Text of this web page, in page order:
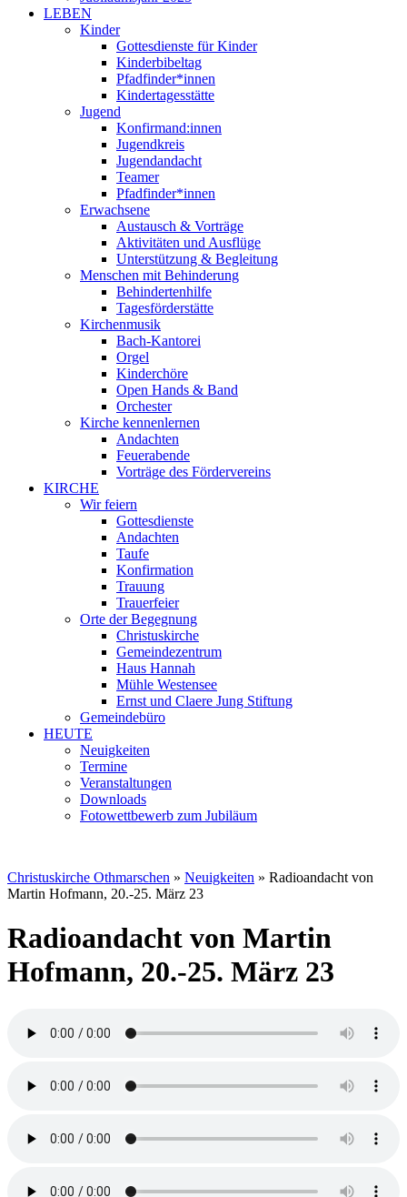
LEBEN
Kinder
Gottesdienste für Kinder
Kinderbibeltag
Pfadfinder*innen
Kindertagesstätte
Jugend
Konfirmand:innen
Jugendkreis
Jugendandacht
Teamer
Pfadfinder*innen
Erwachsene
Austausch & Vorträge
Aktivitäten und Ausflüge
Unterstützung & Begleitung
Menschen mit Behinderung
Behindertenhilfe
Tagesförderstätte
Kirchenmusik
Bach-Kantorei
Orgel
Kinderchöre
Open Hands & Band
Orchester
Kirche kennenlernen
Andachten
Feuerabende
Vorträge des Fördervereins
KIRCHE
Wir feiern
Gottesdienste
Andachten
Taufe
Konfirmation
Trauung
Trauerfeier
Orte der Begegnung
Christuskirche
Gemeindezentrum
Haus Hannah
Mühle Westensee
Ernst und Claere Jung Stiftung
Gemeindebüro
HEUTE
Neuigkeiten
Termine
Veranstaltungen
Downloads
Fotowettbewerb zum Jubiläum
Christuskirche Othmarschen » Neuigkeiten » Radioandacht von
Martin Hofmann, 20.-25. März 23
Radioandacht von Martin
Hofmann, 20.-25. März 23